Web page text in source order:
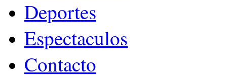
Deportes
Espectaculos
Contacto